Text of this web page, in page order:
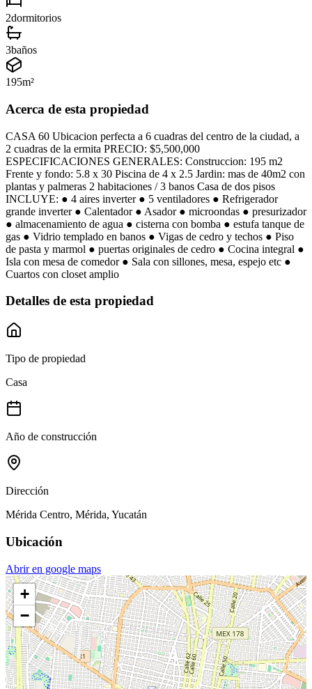
2dormitorios
3baños
195m²
Acerca de esta propiedad
CASA 60 Ubicacion perfecta a 6 cuadras del centro de la ciudad, a
2 cuadras de la ermita PRECIO: $5,500,000
ESPECIFICACIONES GENERALES: Construccion: 195 m2
Frente y fondo: 5.8 x 30 Piscina de 4 x 2.5 Jardin: mas de 40m2 con
plantas y palmeras 2 habitaciones / 3 banos Casa de dos pisos
INCLUYE: ● 4 aires inverter ● 5 ventiladores ● Refrigerador
grande inverter ● Calentador ● Asador ● microondas ● presurizador
● almacenamiento de agua ● cisterna con bomba ● estufa tanque de
gas ● Vidrio templado en banos ● Vigas de cedro y techos ● Piso
de pasta y marmol ● puertas originales de cedro ● Cocina integral ●
Isla con mesa de comedor ● Sala con sillones, mesa, espejo etc ●
Cuartos con closet amplio
Detalles de esta propiedad
Tipo de propiedad
Casa
Año de construcción
Dirección
Mérida Centro, Mérida, Yucatán
Ubicación
Abrir en google maps
+
−